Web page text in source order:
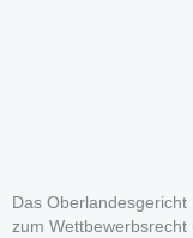
Das
zum